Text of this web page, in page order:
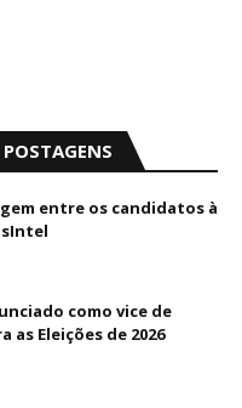
entre os candidatos à
como vice de
as Eleições de 2026